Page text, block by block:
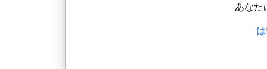
あなた